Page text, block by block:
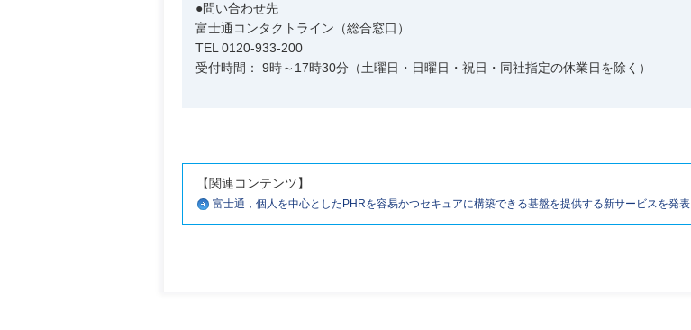
●問い合わせ先
富士通コンタクトライン（総合窓口）
TEL 0120-933-200
受付時間： 9時～17時30分（土曜日・日曜日・祝日・同社指定の休業日を除く）
【関連コンテンツ】
富士通，個人を中心としたPHRを容易かつセキュアに構築できる基盤を提供する新サービスを発表